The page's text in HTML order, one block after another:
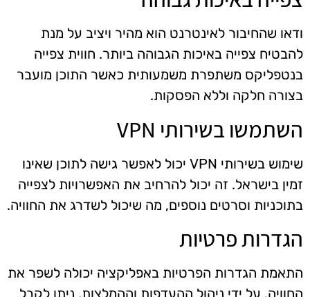
ודאו שהחיבור לאינטרנט הוא מהיר ויציב על מנת
להבטיח צפייה באיכות הגבוהה ביותר. חווית צפייה
בנטפליקס משתפרת משמעותית כאשר התוכן מועבר
בצורה חלקה וללא הפסקות.
השתמשו בשירותי VPN
שימוש בשירותי VPN יכול לאפשר גישה לתוכן שאינו
זמין בישראל. זה יכול להרחיב את האפשרויות לצפייה
בתוכניות וסרטים נוספים, מה שיכול לשדרג את החוויה.
הגדרות פרטיות
התאמת הגדרות הפרטיות באפליקציה יכולה לשפר את
החוויה. על ידי ניהול ההעדפות וההמלצות, ניתן לקבל